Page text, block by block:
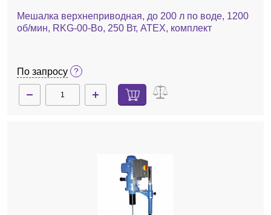
Мешалка верхнеприводная, до 200 л по воде, 1200
об/мин, RKG-00-Bo, 250 Вт, ATEX, комплект
По запросу